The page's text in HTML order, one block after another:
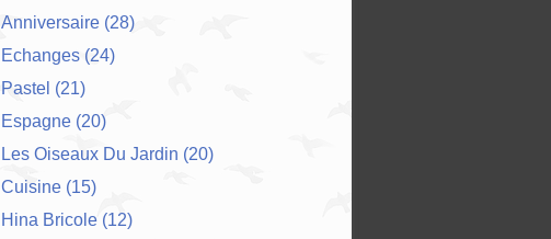
Anniversaire (28)
Echanges (24)
Pastel (21)
Espagne (20)
Les Oiseaux Du Jardin (20)
Cuisine (15)
Hina Bricole (12)